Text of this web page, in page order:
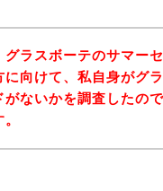
グラスボーテのサマー
に向けて、私自身がグ
がないかを調査したの